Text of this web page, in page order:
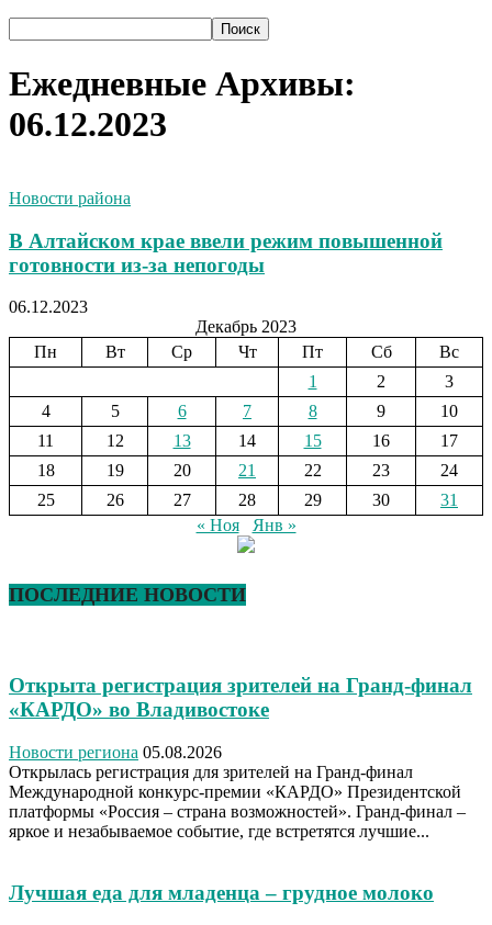
Ежедневные Архивы:
06.12.2023
Новости района
В Алтайском крае ввели режим повышенной
готовности из-за непогоды
06.12.2023
Декабрь 2023
Пн
Вт Ср Чт Пт Сб
Вс
1
2
3
4
5 6 7 8 9
10
11
12 13 14 15 16
17
18
19 20 21 22 23
24
25
26 27 28 29 30
31
« Ноя
Янв »
ПОСЛЕДНИЕ НОВОСТИ
Открыта регистрация зрителей на Гранд-финал
«КАРДО» во Владивостоке
Новости региона 05.08.2026
Открылась регистрация для зрителей на Гранд-финал
Международной конкурс-премии «КАРДО» Президентской
платформы «Россия – страна возможностей». Гранд-финал –
яркое и незабываемое событие, где встретятся лучшие...
Лучшая еда для младенца – грудное молоко